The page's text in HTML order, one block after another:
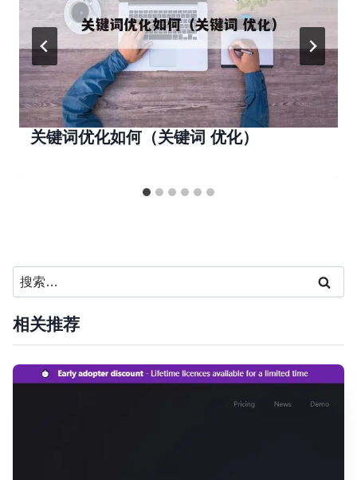
关键词优化如何（关键词 优化）
搜
索：
相关推荐